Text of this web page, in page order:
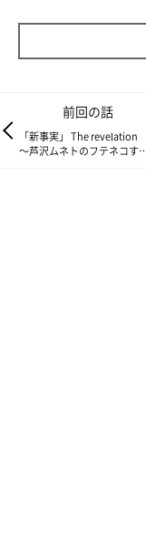
前回の話
「新事実」 The revelation
～芦沢ムネトのフテネコす